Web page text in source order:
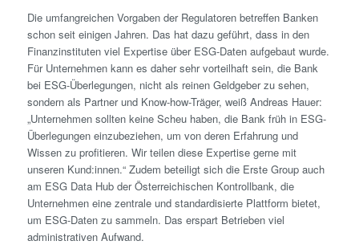
Die umfangreichen Vorgaben der Regulatoren betreffen Banken
schon seit einigen Jahren. Das hat dazu geführt, dass in den
Finanzinstituten viel Expertise über ESG-Daten aufgebaut wurde.
Für Unternehmen kann es daher sehr vorteilhaft sein, die Bank
bei ESG-Überlegungen, nicht als reinen Geldgeber zu sehen,
sondern als Partner und Know-how-Träger, weiß Andreas Hauer:
„Unternehmen sollten keine Scheu haben, die Bank früh in ESG-
Überlegungen einzubeziehen, um von deren Erfahrung und
Wissen zu profitieren. Wir teilen diese Expertise gerne mit
unseren Kund:innen.“ Zudem beteiligt sich die Erste Group auch
am ESG Data Hub der Österreichischen Kontrollbank, die
Unternehmen eine zentrale und standardisierte Plattform bietet,
um ESG-Daten zu sammeln. Das erspart Betrieben viel
administrativen Aufwand.